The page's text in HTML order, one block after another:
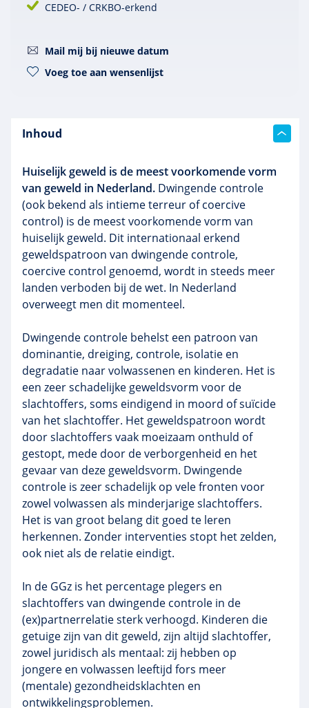
CEDEO- / CRKBO-erkend
Mail mij bij nieuwe datum
Voeg toe aan wensenlijst
Inhoud
Huiselijk geweld is de meest voorkomende vorm
van geweld in Nederland. Dwingende controle
(ook bekend als intieme terreur of coercive
control) is de meest voorkomende vorm van
huiselijk geweld. Dit internationaal erkend
geweldspatroon van dwingende controle,
coercive control genoemd, wordt in steeds meer
landen verboden bij de wet. In Nederland
overweegt men dit momenteel.
Dwingende controle behelst een patroon van
dominantie, dreiging, controle, isolatie en
degradatie naar volwassenen en kinderen. Het is
een zeer schadelijke geweldsvorm voor de
slachtoffers, soms eindigend in moord of suïcide
van het slachtoffer. Het geweldspatroon wordt
door slachtoffers vaak moeizaam onthuld of
gestopt, mede door de verborgenheid en het
gevaar van deze geweldsvorm. Dwingende
controle is zeer schadelijk op vele fronten voor
zowel volwassen als minderjarige slachtoffers.
Het is van groot belang dit goed te leren
herkennen. Zonder interventies stopt het zelden,
ook niet als de relatie eindigt.
In de GGz is het percentage plegers en
slachtoffers van dwingende controle in de
(ex)partnerrelatie sterk verhoogd. Kinderen die
getuige zijn van dit geweld, zijn altijd slachtoffer,
zowel juridisch als mentaal: zij hebben op
jongere en volwassen leeftijd fors meer
(mentale) gezondheidsklachten en
ontwikkelingsproblemen.